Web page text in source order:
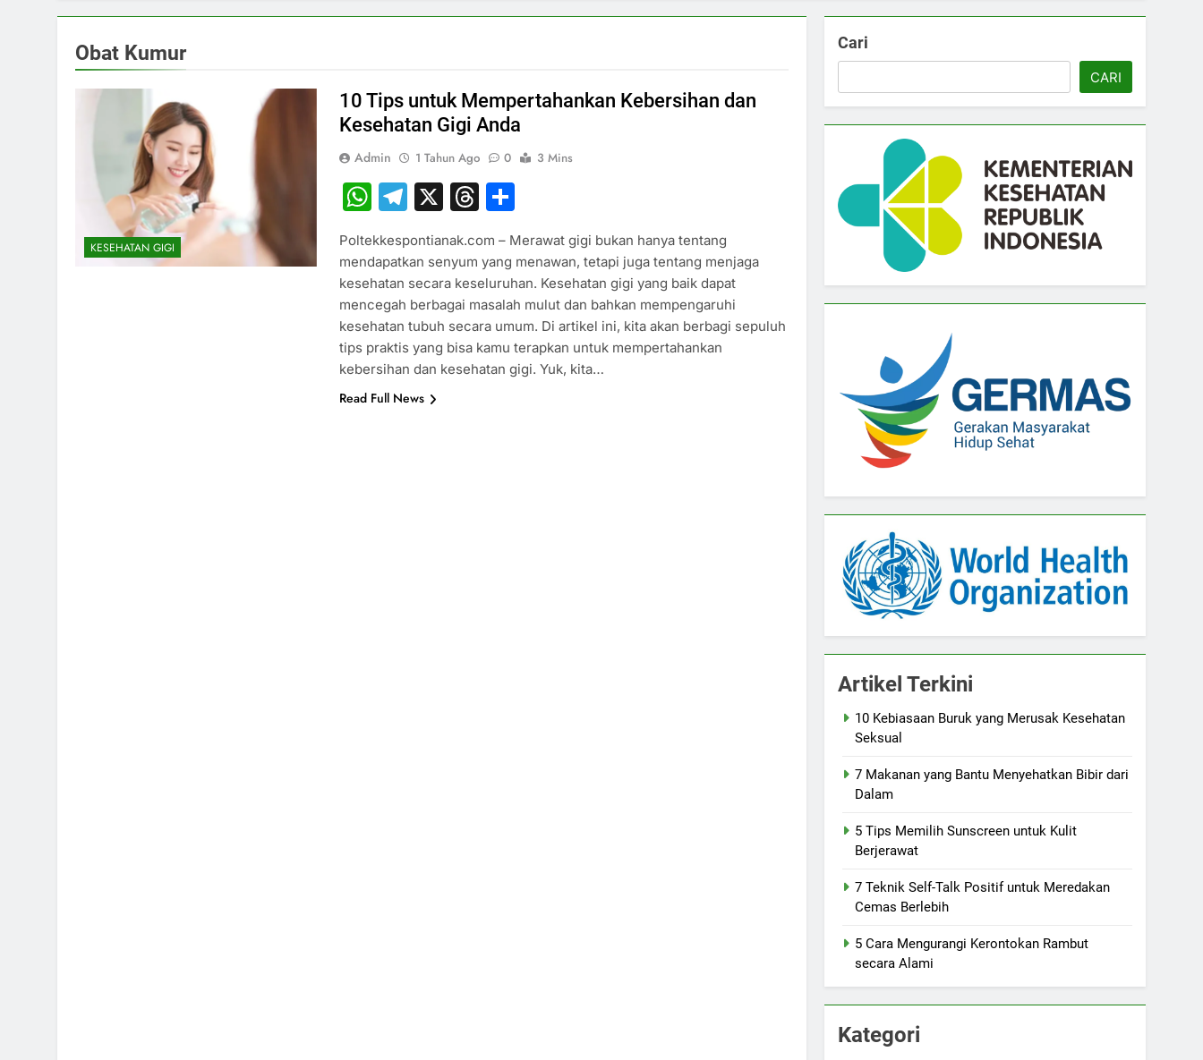
Obat Kumur
KESEHATAN GIGI
10 Tips untuk Mempertahankan Kebersihan dan
Kesehatan Gigi Anda
Admin 1 Tahun Ago 0 3 Mins
WhatsApp
Telegram
X Threads
Poltekkespontianak.com – Merawat gigi bukan hanya tentang
mendapatkan senyum yang menawan, tetapi juga tentang menjaga
kesehatan secara keseluruhan. Kesehatan gigi yang baik dapat
mencegah berbagai masalah mulut dan bahkan mempengaruhi
kesehatan tubuh secara umum. Di artikel ini, kita akan berbagi sepuluh
tips praktis yang bisa kamu terapkan untuk mempertahankan
kebersihan dan kesehatan gigi. Yuk, kita…
Read Full News
Cari
CARI
Artikel Terkini
10 Kebiasaan Buruk yang Merusak Kesehatan
Seksual
7 Makanan yang Bantu Menyehatkan Bibir dari
Dalam
5 Tips Memilih Sunscreen untuk Kulit
Berjerawat
7 Teknik Self-Talk Positif untuk Meredakan
Cemas Berlebih
5 Cara Mengurangi Kerontokan Rambut
secara Alami
Kategori